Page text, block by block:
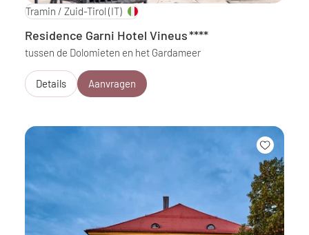
Tramin / Zuid-Tirol (IT)
Residence Garni Hotel Vineus****
tussen de Dolomieten en het Gardameer
Details Aanvragen